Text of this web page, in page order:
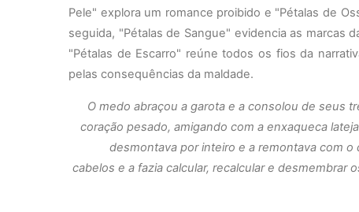
Pele" explora um romance proibido e "Pétalas de
seguida, "Pétalas de Sangue" evidencia as marcas
"Pétalas de Escarro" reúne todos os fios da
pelas consequências da maldade.
O medo abraçou a garota e a consolou de seus
coração pesado, amigando com a enxaqueca
desmontava por inteiro e a remontava com
cabelos e a fazia calcular, recalcular e desmembrar